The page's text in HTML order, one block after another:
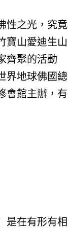
性之光，究竟
寶山愛迪生山
齊聚的活動
界地球佛國總
會館主辦，有
是在有形有相